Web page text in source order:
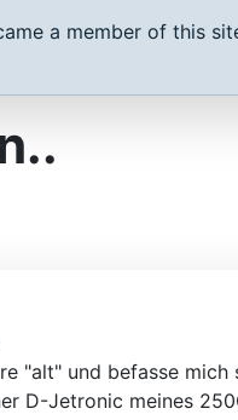
a member of this
"alt" und befasse
D-Jetronic meines